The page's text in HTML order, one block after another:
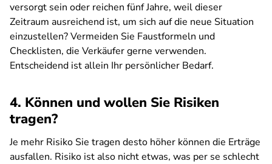
versorgt sein oder reichen fünf Jahre, weil dieser
Zeitraum ausreichend ist, um sich auf die neue Situation
einzustellen? Vermeiden Sie Faustformeln und
Checklisten, die Verkäufer gerne verwenden.
Entscheidend ist allein Ihr persönlicher Bedarf.
4. Können und wollen Sie Risiken
tragen?
Je mehr Risiko Sie tragen desto höher können die Erträge
ausfallen. Risiko ist also nicht etwas, was per se schlecht